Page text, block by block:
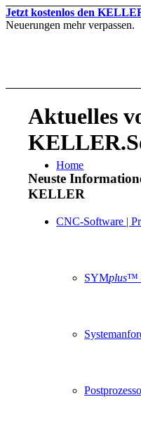
Jetzt kostenlos den
Neuerungen mehr verpassen.
Home
CNC-Software |
SYMplus™
Aktuelles
Neuste
KELLER